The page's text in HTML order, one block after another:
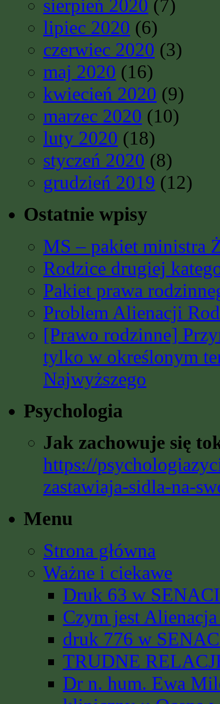
sierpień 2020 (7)
lipiec 2020 (6)
czerwiec 2020 (3)
maj 2020 (16)
kwiecień 2020 (9)
marzec 2020 (10)
luty 2020 (18)
styczeń 2020 (8)
grudzień 2019 (12)
Ostatnie wpisy
MS – pakiet ministra
Rodzice drugiej
Pakiet prawa
Problem Alienacji
[Prawo rodzinne]
tylko w określonym
Najwyższego
Psychologia
Jak zachowuje się
https://
zastawiaja-sidla-na-
Menu
Strona główna
Ważne i ciekawe
Druk 63 w
Czym jest
druk 776 w
TRUDNE
Dr n. hum. Ewa